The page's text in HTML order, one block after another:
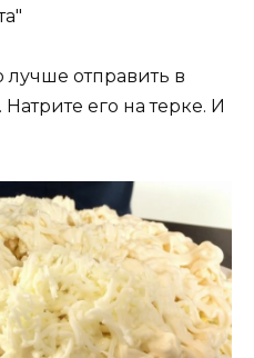
отправить в
его на терке. И